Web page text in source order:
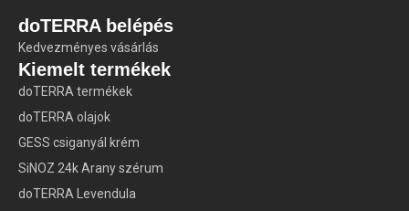
doTERRA belépés
Kedvezményes vásárlás
Kiemelt termékek
doTERRA termékek
doTERRA olajok
GESS csiganyál krém
SiNOZ 24k Arany szérum
doTERRA Levendula